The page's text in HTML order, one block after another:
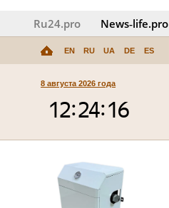
Ru24.pro News‑life.pro
EN RU UA DE ES
8 августа 2026 года